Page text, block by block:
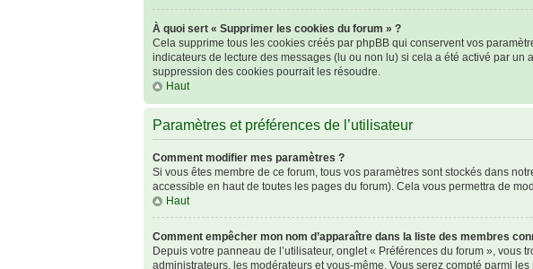
À quoi sert « Supprimer les cookies du forum » ?
Cela supprime tous les cookies créés par phpBB qui conservent vos
indicateurs de lecture des messages (lu ou non lu) si cela a été activé par
suppression des cookies pourrait les résoudre.
Haut
Paramètres et préférences de l’utilisateur
Comment modifier mes paramètres ?
Si vous êtes membre de ce forum, tous vos paramètres sont stockés dans
accessible en haut de toutes les pages du forum). Cela vous permettra de
Haut
Comment empêcher mon nom d’apparaître dans la liste des membres
Depuis votre panneau de l’utilisateur, onglet « Préférences du forum », vous
administrateurs, les modérateurs et vous-même. Vous serez compté parmi